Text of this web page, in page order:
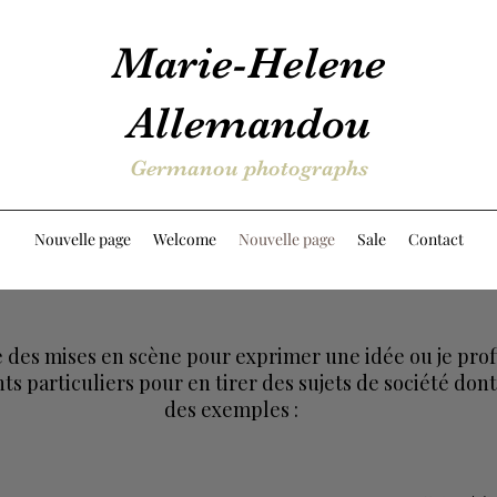
Marie-Helene
Allemandou
Germanou photographs
Nouvelle page Welcome Nouvelle page Sale Contact
des mises en scène pour exprimer une idée ou je
particuliers pour en tirer des sujets de société
des exemples :